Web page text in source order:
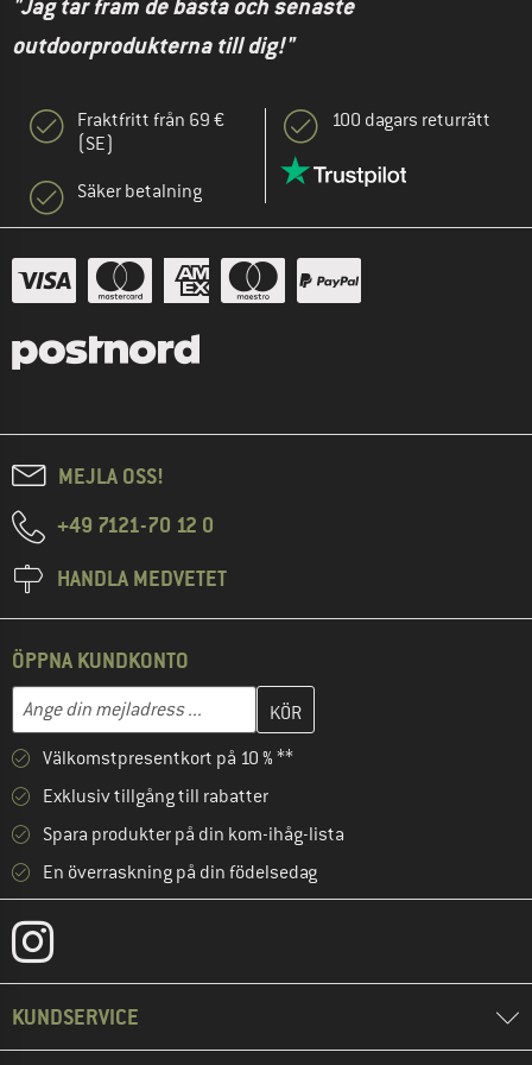
"Jag tar fram de bästa och senaste
outdoorprodukterna till dig!"
Fraktfritt från 69 €
(SE)
Säker betalning
100 dagars returrätt
MEJLA OSS!
+49 7121-70 12 0
HANDLA MEDVETET
ÖPPNA KUNDKONTO
Mejladress
Skriv in din e-postadress här och skapa ditt kundkonto i nästa
Välkomstpresentkort på 10 % **
Exklusiv tillgång till rabatter
Spara produkter på din kom-ihåg-lista
En överraskning på din födelsedag
KUNDSERVICE